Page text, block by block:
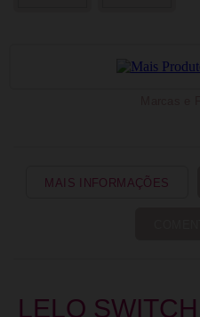
MAIS INFORMAÇÕES
LELO